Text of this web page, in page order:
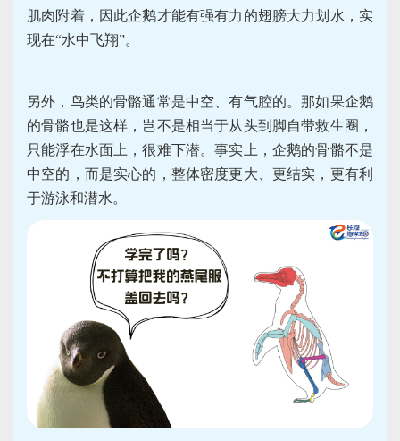
肌肉附着，因此企鹅才能有强有力的翅膀大力划水，实
现在“水中飞翔”。
另外，鸟类的骨骼通常是中空、有气腔的。那如果企鹅
的骨骼也是这样，岂不是相当于从头到脚自带救生圈，
只能浮在水面上，很难下潜。事实上，企鹅的骨骼不是
中空的，而是实心的，整体密度更大、更结实，更有利
于游泳和潜水。